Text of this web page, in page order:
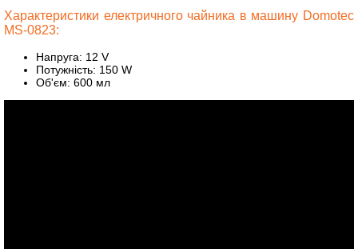
Характеристики електричного чайника в машину Domotec
MS-0823:
Напруга: 12 V
Потужність: 150 W
Об'єм: 600 мл